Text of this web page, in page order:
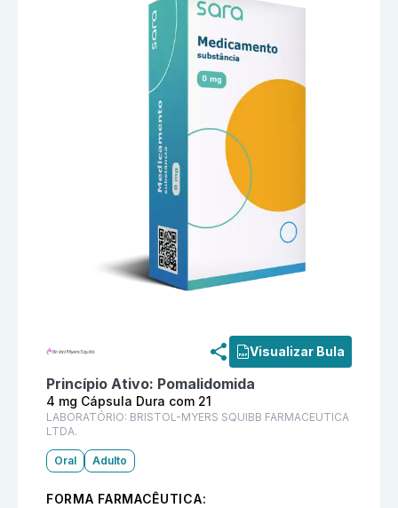
Visualizar Bula
Princípio Ativo: Pomalidomida
4 mg Cápsula Dura com 21
LABORATÓRIO: BRISTOL-MYERS SQUIBB FARMACEUTICA
LTDA.
Oral Adulto
FORMA FARMACÊUTICA: